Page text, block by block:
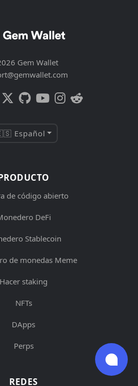
Gem Wallet
Español
de código abierto
DeFi
Stablecoin
de monedas Meme
Hacer staking
NFTs
DApps
Perps
REDES